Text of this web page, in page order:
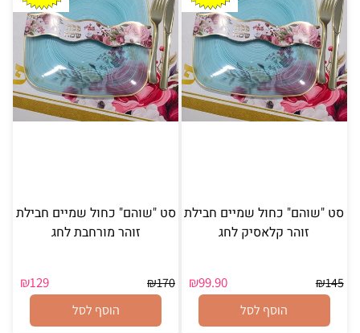
סט "שוהם" כחול שמיים חבילת
זוהר קלאסיק לחג
₪145
₪99.90
הוסף לסל
סט "שוהם" כחול שמיים חבילת
זוהר מורחבת לחג
₪170
₪129
הוסף לסל